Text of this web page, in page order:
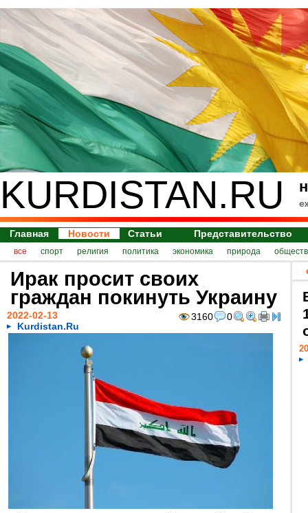
KURDISTAN.RU
Главная Новости Статьи Представительство
все спорт религия политика экономика природа
Ирак просит своих
граждан покинуть Украину
3160 0
2022-02-13
Kurdistan.Ru